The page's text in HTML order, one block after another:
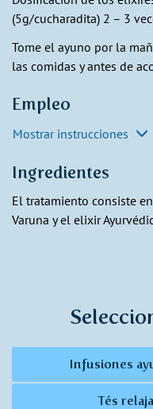
(5g/cucharadita) 2 – 3
Tome el ayuno por la
las comidas y antes de
Empleo
Mostrar instrucciones
Ingredientes
El tratamiento consiste
Varuna y el elixir
Infusiones
Tés